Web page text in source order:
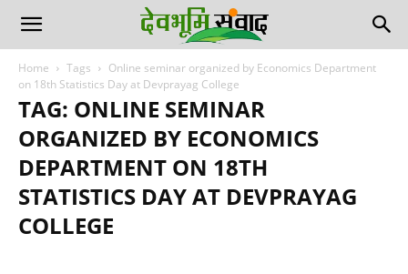
Home Tags
Online seminar organized by Economics Department
on 18th Statistics Day at Devprayag College
TAG: ONLINE SEMINAR
ORGANIZED BY ECONOMICS
DEPARTMENT ON 18TH
STATISTICS DAY AT DEVPRAYAG
COLLEGE